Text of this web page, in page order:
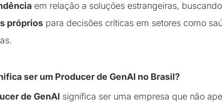
em relação a soluções estrangeiras,
próprios para decisões críticas em setores como
ser um Producer de GenAI no Brasil?
de GenAI significa ser uma empresa que não